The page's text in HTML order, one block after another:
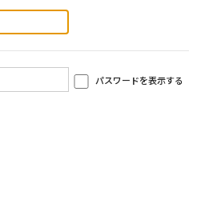
パスワードを表示する